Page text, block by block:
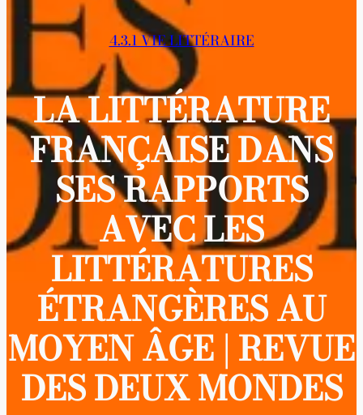
4.3.1 VIE LITTÉRAIRE
LA LITTÉRATURE
FRANÇAISE DANS
SES RAPPORTS
AVEC LES
LITTÉRATURES
ÉTRANGÈRES AU
MOYEN ÂGE | REVUE
DES DEUX MONDES